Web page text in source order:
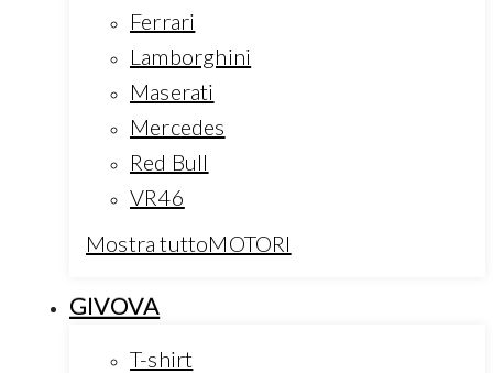
Ferrari
Lamborghini
Maserati
Mercedes
Red Bull
VR46
Mostra tuttoMOTORI
GIVOVA
T-shirt